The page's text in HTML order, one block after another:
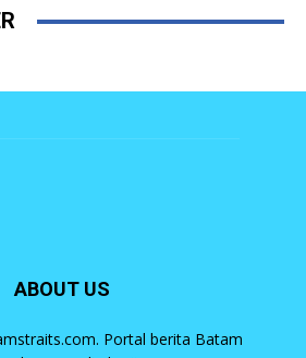
ABOUT US
Portal berita Batam